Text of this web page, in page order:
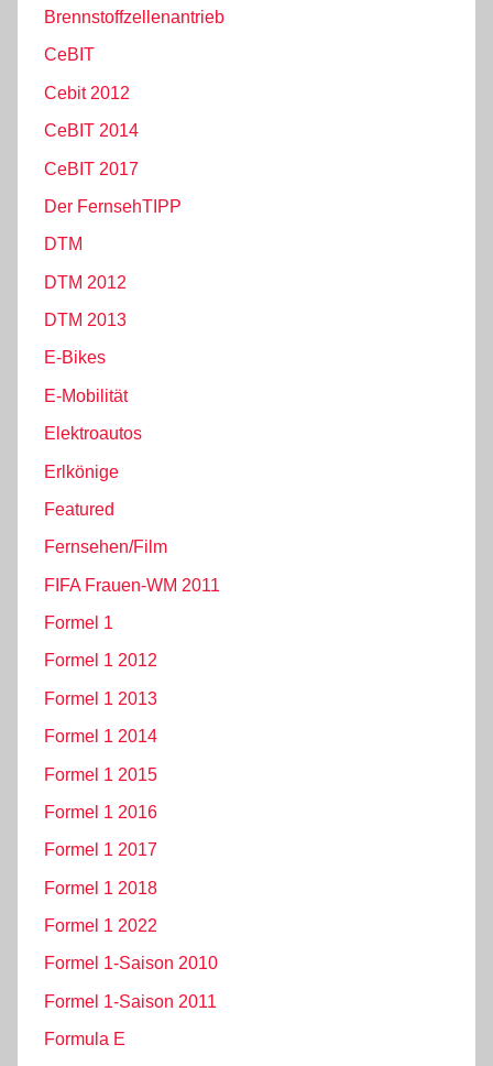
Brennstoffzellenantrieb
CeBIT
Cebit 2012
CeBIT 2014
CeBIT 2017
Der FernsehTIPP
DTM
DTM 2012
DTM 2013
E-Bikes
E-Mobilität
Elektroautos
Erlkönige
Featured
Fernsehen/Film
FIFA Frauen-WM 2011
Formel 1
Formel 1 2012
Formel 1 2013
Formel 1 2014
Formel 1 2015
Formel 1 2016
Formel 1 2017
Formel 1 2018
Formel 1 2022
Formel 1-Saison 2010
Formel 1-Saison 2011
Formula E